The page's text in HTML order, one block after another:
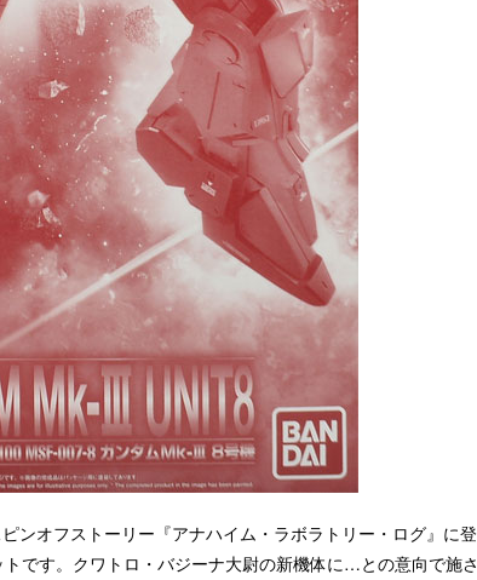
ンオフストーリー『アナハイム・ラボラトリー・ログ』に登
です。クワトロ・バジーナ大尉の新機体に…との意向で施さ